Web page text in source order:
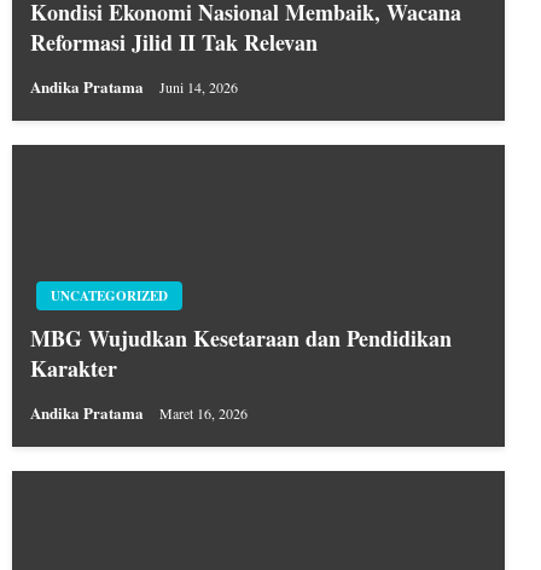
Kondisi Ekonomi Nasional Membaik, Wacana
Reformasi Jilid II Tak Relevan
Andika Pratama Juni 14, 2026
UNCATEGORIZED
MBG Wujudkan Kesetaraan dan Pendidikan
Karakter
Andika Pratama Maret 16, 2026